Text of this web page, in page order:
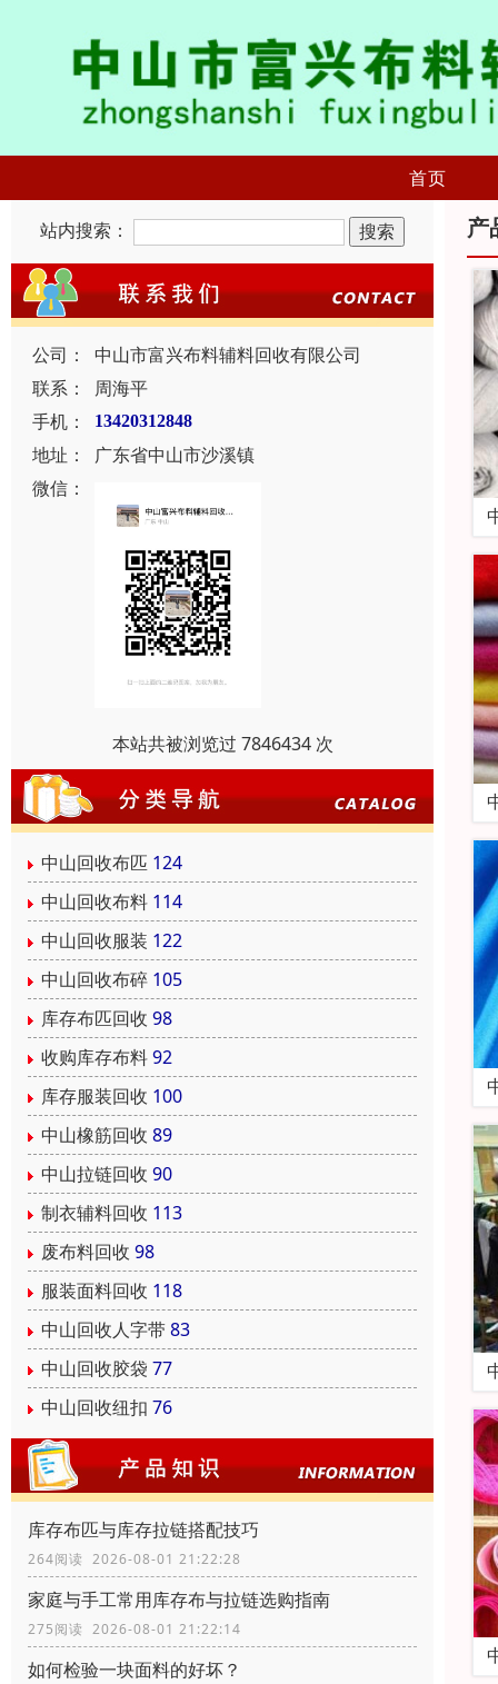
首页
站内搜索：
公司：
中山市富兴布料辅料回收有限公司
联系：
周海平
手机：
13420312848
地址：
广东省中山市沙溪镇
微信：
本站共被浏览过 7846434 次
中山回收布匹 124
中山回收布料 114
中山回收服装 122
中山回收布碎 105
库存布匹回收 98
收购库存布料92
库存服装回收 100
中山橡筋回收 89
中山拉链回收 90
制衣辅料回收 113
废布料回收 98
服装面料回收 118
中山回收人字带83
中山回收胶袋 77
中山回收纽扣 76
库存布匹与库存拉链搭配技巧
264阅读 2026-08-01 21:22:28
家庭与手工常用库存布与拉链选购指南
275阅读 2026-08-01 21:22:14
如何检验一块面料的好坏？
产